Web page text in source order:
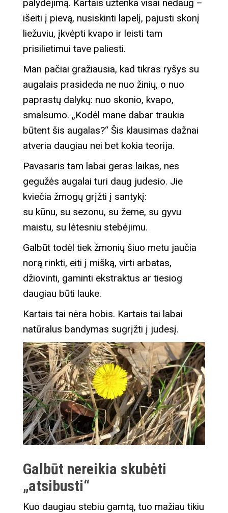
palydėjimą. Kartais užtenka visai nedaug –
išeiti į pievą, nusiskinti lapelį, pajusti skonį
liežuviu, įkvėpti kvapo ir leisti tam
prisilietimui tave paliesti.
Man pačiai gražiausia, kad tikras ryšys su
augalais prasideda ne nuo žinių, o nuo
paprastų dalykų: nuo skonio, kvapo,
smalsumo. „Kodėl mane dabar traukia
būtent šis augalas?“ Šis klausimas dažnai
atveria daugiau nei bet kokia teorija.
Pavasaris tam labai geras laikas, nes
gegužės augalai turi daug judesio. Jie
kviečia žmogų grįžti į santykį:
su kūnu, su sezonu, su žeme, su gyvu
maistu, su lėtesniu stebėjimu.
Galbūt todėl tiek žmonių šiuo metu jaučia
norą rinkti, eiti į mišką, virti arbatas,
džiovinti, gaminti ekstraktus ar tiesiog
daugiau būti lauke.
Kartais tai nėra hobis. Kartais tai labai
natūralus bandymas sugrįžti į judesį.
Galbūt nereikia skubėti
„atsibusti“
Kuo daugiau stebiu gamtą, tuo mažiau tikiu